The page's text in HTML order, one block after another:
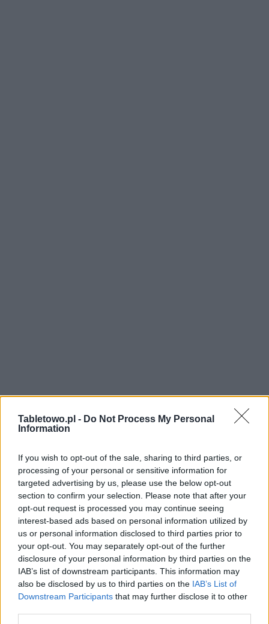
Tabletowo.pl - Do Not Process My Personal
Information
If you wish to opt-out of the sale, sharing to third parties, or
processing of your personal or sensitive information for
targeted advertising by us, please use the below opt-out
section to confirm your selection. Please note that after your
opt-out request is processed you may continue seeing
interest-based ads based on personal information utilized by
us or personal information disclosed to third parties prior to
your opt-out. You may separately opt-out of the further
disclosure of your personal information by third parties on the
IAB’s list of downstream participants. This information may
also be disclosed by us to third parties on the IAB’s List of
Downstream Participants that may further disclose it to other